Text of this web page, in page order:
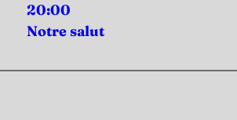
20:00
Notre salut